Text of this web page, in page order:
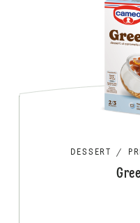
DESSERT /